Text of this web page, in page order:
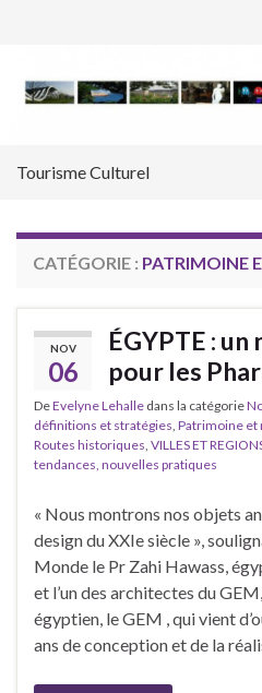
Tourisme Culturel
CATÉGORIE : PATRIMOINE
NOV
06
ÉGYPTE :
pour les
DeEvelyne Lehalle dans la catégorie
définitions et stratégies, Patrimoine et
Routes historiques, VILLES ET
tendances, nouvelles pratiques
« Nous montrons nos objets
design du XXIe siècle »,
Monde le Pr Zahi Hawass,
et l’un des architectes du
égyptien, le GEM , qui vient
ans de conception et de la